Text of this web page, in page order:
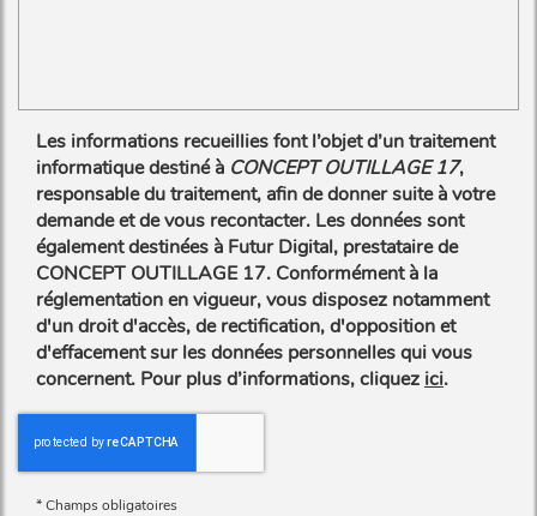
Les informations recueillies font l’objet d’un traitement
informatique destiné à CONCEPT OUTILLAGE 17,
responsable du traitement, afin de donner suite à votre
demande et de vous recontacter. Les données sont
également destinées à Futur Digital, prestataire de
CONCEPT OUTILLAGE 17. Conformément à la
réglementation en vigueur, vous disposez notamment
d'un droit d'accès, de rectification, d'opposition et
d'effacement sur les données personnelles qui vous
concernent. Pour plus d’informations, cliquez ici.
*Champs obligatoires